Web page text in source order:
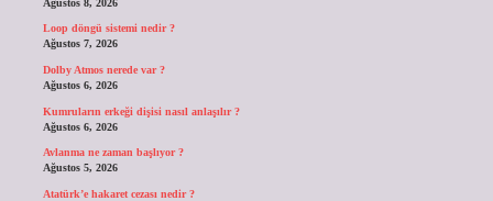
Ağustos 8, 2026
Loop döngü sistemi nedir ?
Ağustos 7, 2026
Dolby Atmos nerede var ?
Ağustos 6, 2026
Kumruların erkeği dişisi nasıl anlaşılır ?
Ağustos 6, 2026
Avlanma ne zaman başlıyor ?
Ağustos 5, 2026
Atatürk’e hakaret cezası nedir ?